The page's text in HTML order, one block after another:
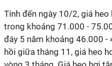
Tính đến ngày 10/2, giá
trong khoảng 71.000 -
đáy 5 năm khoảng 46.000
hồi giữa tháng 11, giá heo